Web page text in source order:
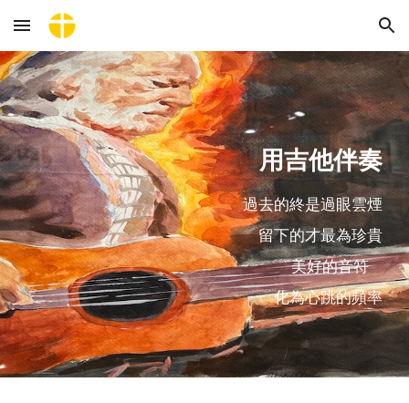
Skip to main content Skip to navigation
用吉他伴奏
過去的終是過眼雲煙
留下的才最為珍貴
美好的音符
化為心跳的頻率